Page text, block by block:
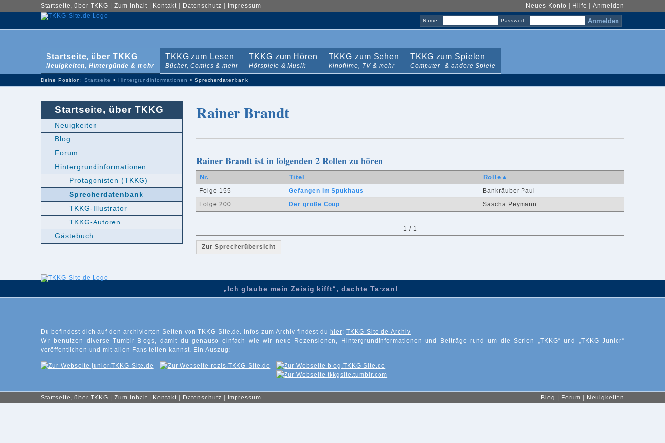
Neues Konto Hilfe |Anmelden
Startseite, über TKKG Zum Inhalt| Kontakt Datenschutz Impressum
Name: Passwort:
Startseite, über TKKG
Neuigkeiten, Hintergünde & mehr
TKKG zum Lesen
Bücher, Comics & mehr
TKKG zum Hören
Hörspiele & Musik
TKKG zum Sehen
Kinofilme, TV & mehr
TKKG zum Spielen
Computer- & andere Spiele
Deine Position:Startseite > Hintergrundinformationen > Sprecherdatenbank
Rainer Brandt
Rainer Brandt ist in folgenden 2 Rollen zu hören
Nr. Titel Rolle▲
Folge 155 Gefangen im Spukhaus
Bankräuber Paul
Folge 200
Der große Coup Sascha Peymann
1 / 1
Zur Sprecherübersicht
Startseite, über TKKG
Neuigkeiten
Blog
Forum
Hintergrundinformationen
Protagonisten (TKKG)
Sprecherdatenbank
TKKG-Illustrator
TKKG-Autoren
Gästebuch
„Ich glaube mein Zeisig kifft“, dachte Tarzan!
Du befindest dich auf den archivierten Seiten von TKKG-Site.de. Infos zum Archiv findest du hier: TKKG-Site.de-Archiv
Wir benutzen diverse Tumblr-Blogs, damit du genauso einfach wie wir neue Rezensionen, Hintergrundinformationen und Beiträge rund um die Serien „TKKG“ und „TKKG Junior“
veröffentlichen und mit allen Fans teilen kannst. Ein Auszug:
Blog | Forum | Neuigkeiten
Startseite, über TKKG | Zum Inhalt | Kontakt | Datenschutz | Impressum